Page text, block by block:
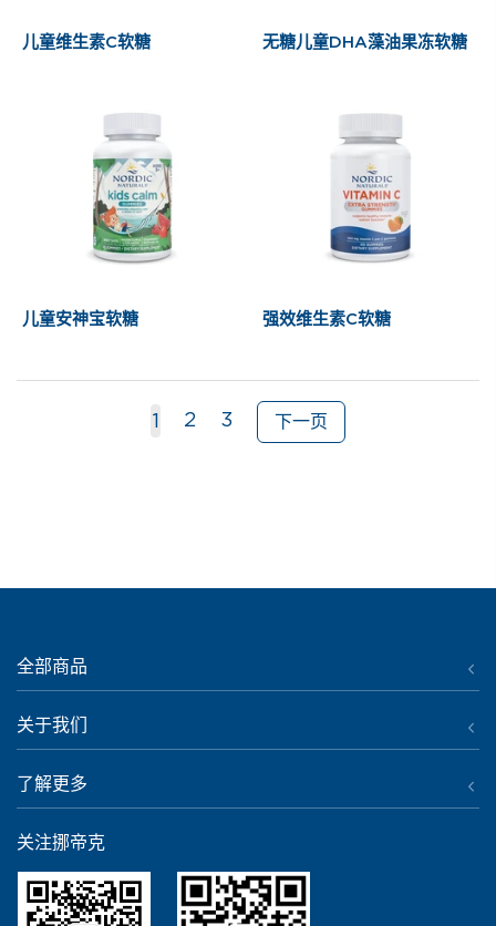
儿童维生素C软糖 无糖儿童DHA藻油果冻软糖
儿童安神宝软糖 强效维生素C软糖
1 2 3 下一页
全部商品
关于我们
了解更多
关注挪帝克